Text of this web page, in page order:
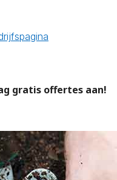
gratis offertes aan!